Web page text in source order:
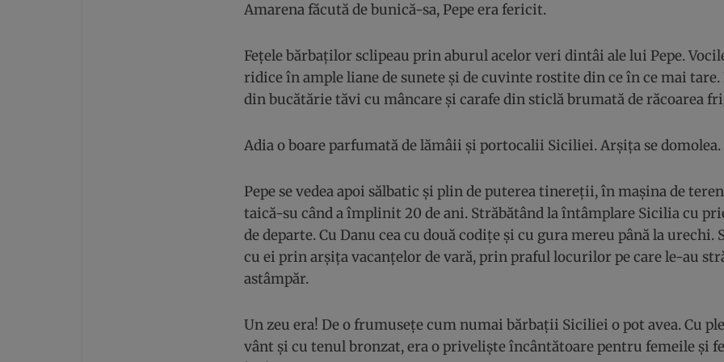
Amarena făcută de bunică-sa, Pepe era fericit.
Fețele bărbaților sclipeau prin aburul acelor veri dintâi ale lui Pepe.
ridice în ample liane de sunete și de cuvinte rostite din ce în ce mai tare.
din bucătărie tăvi cu mâncare și carafe din sticlă brumată de răcoarea
Adia o boare parfumată de lămâii și portocalii Siciliei. Arșița se domolea.
Pepe se vedea apoi sălbatic și plin de puterea tinereții, în mașina de
taică-su când a împlinit 20 de ani. Străbătând la întâmplare Sicilia cu
de departe. Cu Danu cea cu două codițe și cu gura mereu până la urechi.
cu ei prin arșița vacanțelor de vară, prin praful locurilor pe care le-au
astâmpăr.
Un zeu era! De o frumusețe cum numai bărbații Siciliei o pot avea. Cu
vânt și cu tenul bronzat, era o priveliște încântătoare pentru femeile și